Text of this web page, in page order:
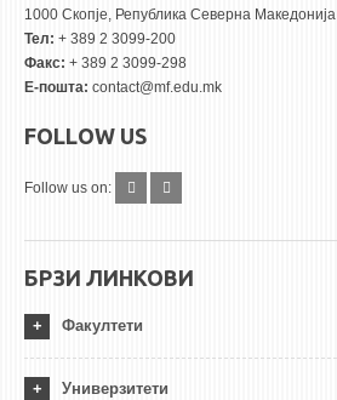
1000 Скопје, Република Северна Македонија
Тел: + 389 2 3099-200
Факс: + 389 2 3099-298
Е-пошта: contact@mf.edu.mk
FOLLOW US
Follow us on:
БРЗИ ЛИНКОВИ
Факултети
Универзитети